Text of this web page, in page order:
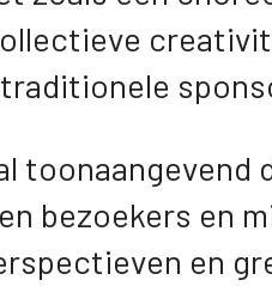
toonaangevend
bezoekers en
en